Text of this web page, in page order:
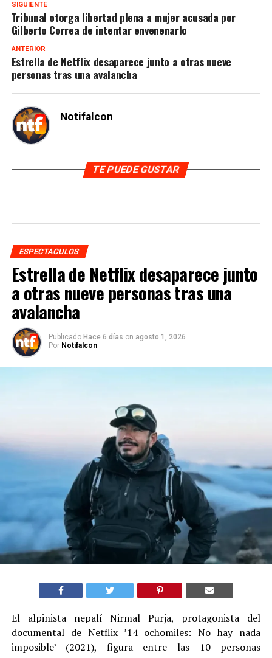
SIGUIENTE
Tribunal otorga libertad plena a mujer acusada por
Gilberto Correa de intentar envenenarlo
ANTERIOR
Estrella de Netflix desaparece junto a otras nueve
personas tras una avalancha
Notifalcon
TE PUEDE GUSTAR
ESPECTACULOS
Estrella de Netflix desaparece junto
a otras nueve personas tras una
avalancha
Publicado Hace 6 días on agosto 1, 2026
Por Notifalcon
El alpinista nepalí Nirmal Purja, protagonista del
documental de Netflix ’14 ochomiles: No hay nada
imposible’ (2021), figura entre las 10 personas